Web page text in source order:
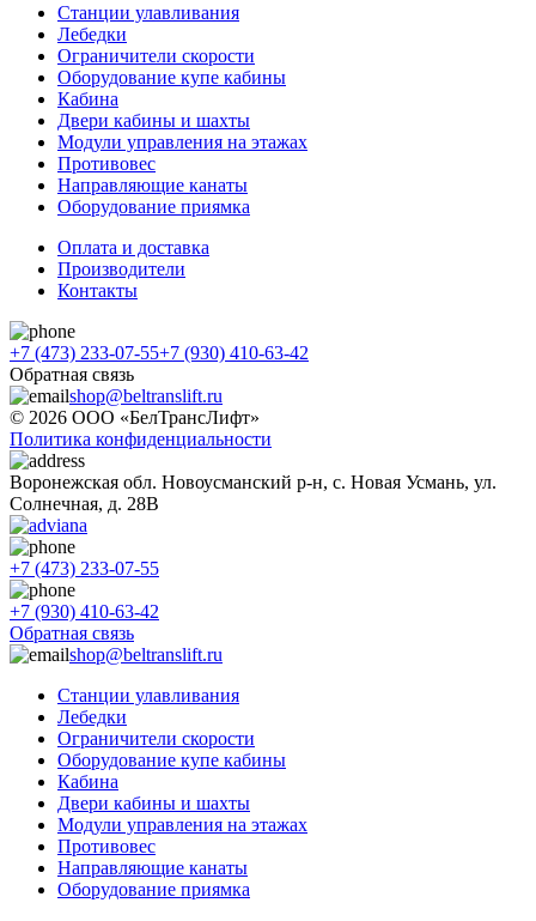
Станции улавливания
Лебедки
Ограничители скорости
Оборудование купе кабины
Кабина
Двери кабины и шахты
Модули управления на этажах
Противовес
Направляющие канаты
Оборудование приямка
Оплата и доставка
Производители
Контакты
+7 (473) 233-07-55+7 (930) 410-63-42
Обратная связь
shop@beltranslift.ru
© 2026 ООО «БелТрансЛифт»
Политика конфиденциальности
Воронежская обл. Новоусманский р-н, с. Новая Усмань, ул.
Солнечная, д. 28В
+7 (473) 233-07-55
+7 (930) 410-63-42
Обратная связь
shop@beltranslift.ru
Станции улавливания
Лебедки
Ограничители скорости
Оборудование купе кабины
Кабина
Двери кабины и шахты
Модули управления на этажах
Противовес
Направляющие канаты
Оборудование приямка